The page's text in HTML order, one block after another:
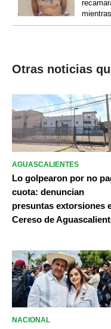
Otras noticias
AGUASCALIENTES
Lo golpearon por no
cuota: denuncian
presuntas extorsiones
Cereso de
NACIONAL